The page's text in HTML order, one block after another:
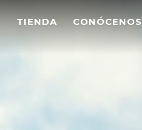
TIENDA CONÓCENOS